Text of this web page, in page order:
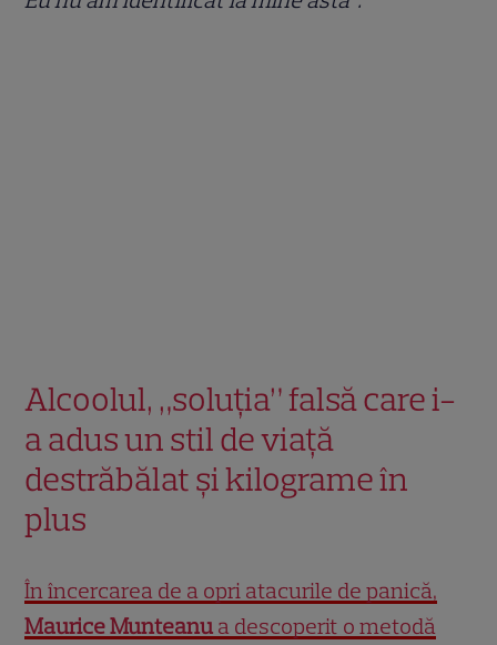
Alcoolul, „soluția” falsă care i-
a adus un stil de viață
destrăbălat și kilograme în
plus
În încercarea de a opri atacurile de panică,
Maurice Munteanu a descoperit o metodă